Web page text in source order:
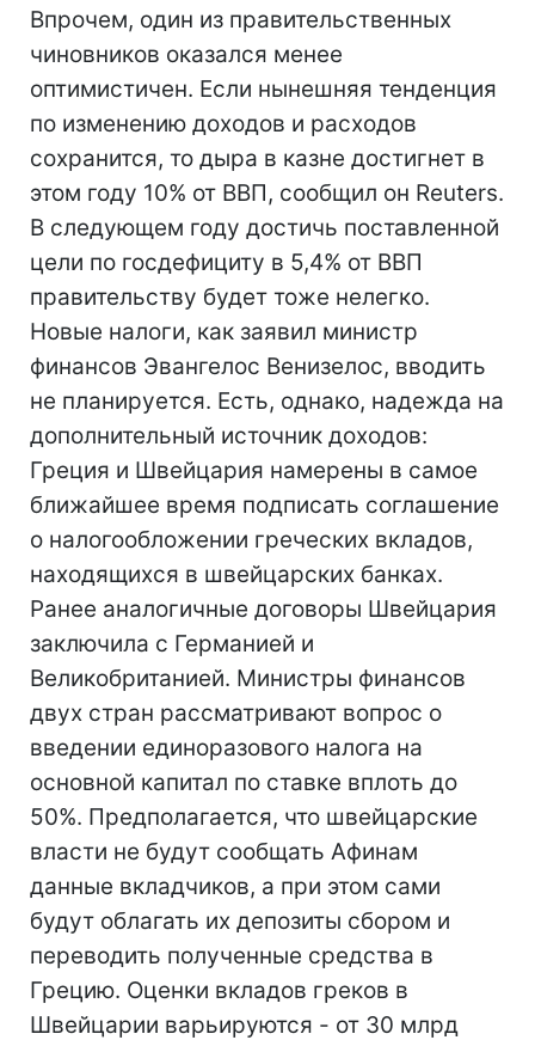
Впрочем, один из правительственных
чиновников оказался менее
оптимистичен. Если нынешняя тенденция
по изменению доходов и расходов
сохранится, то дыра в казне достигнет в
этом году 10% от ВВП, сообщил он Reuters.
В следующем году достичь поставленной
цели по госдефициту в 5,4% от ВВП
правительству будет тоже нелегко.
Новые налоги, как заявил министр
финансов Эвангелос Венизелос, вводить
не планируется. Есть, однако, надежда на
дополнительный источник доходов:
Греция и Швейцария намерены в самое
ближайшее время подписать соглашение
о налогообложении греческих вкладов,
находящихся в швейцарских банках.
Ранее аналогичные договоры Швейцария
заключила с Германией и
Великобританией. Министры финансов
двух стран рассматривают вопрос о
введении единоразового налога на
основной капитал по ставке вплоть до
50%. Предполагается, что швейцарские
власти не будут сообщать Афинам
данные вкладчиков, а при этом сами
будут облагать их депозиты сбором и
переводить полученные средства в
Грецию. Оценки вкладов греков в
Швейцарии варьируются - от 30 млрд